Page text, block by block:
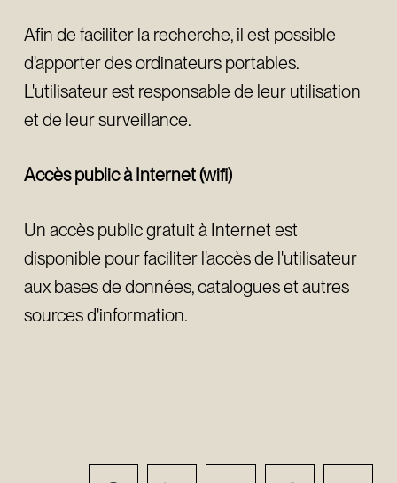
Afin de faciliter la recherche, il est possible
d'apporter des ordinateurs portables.
L'utilisateur est responsable de leur utilisation
et de leur surveillance.
Accès public à Internet (wifi)
Un accès public gratuit à Internet est
disponible pour faciliter l'accès de l'utilisateur
aux bases de données, catalogues et autres
sources d'information.